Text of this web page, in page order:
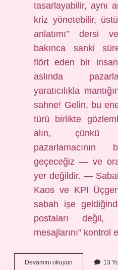
tasarlayabilir, aynı
kriz yönetebilir,
anlatımı” dersi
bakınca sanki
flört eden bir
aslında
yaratıcılıkla
sahne! Gelin, bu
türü birlikte
alın, çünkü
pazarlamacının
geçeceğiz — ve
yer değildir. —
Kaos ve KPI
sabah işe
postaları değil,
mesajlarını”
Devamını okuyun Pazarlamacılar
13